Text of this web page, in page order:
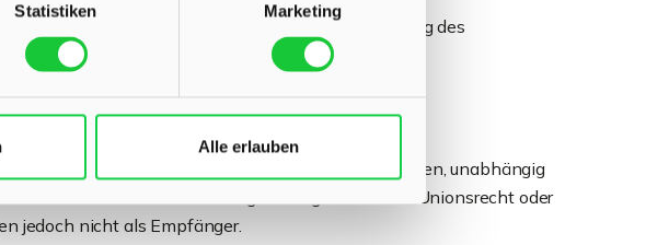
Statistiken Marketing
Alle erlauben
Stelle, die personenbezogene Daten im Auftrag des
der personenbezogene Daten offengelegt werden, unabhängig
bestimmten Untersuchungsauftrags nach dem Unionsrecht oder
jedoch nicht als Empfänger.